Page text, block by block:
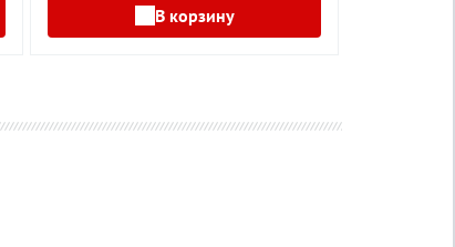
В корзину